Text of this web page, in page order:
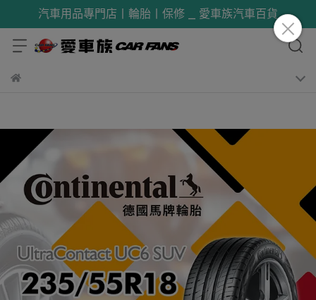
汽車用品專門店丨輪胎丨保修 _ 愛車族汽車百貨